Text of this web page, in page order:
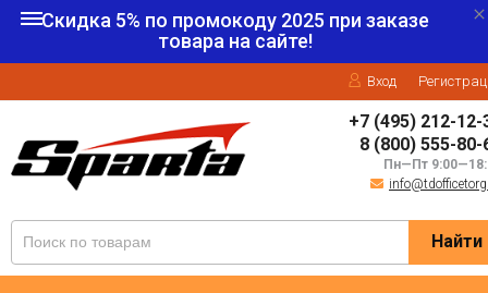
Скидка 5% по промокоду 2025 при заказе
товара на сайте!
Вход
+7 (495) 212-12-
8 (800) 555-80-
Пн—Пт
Найти